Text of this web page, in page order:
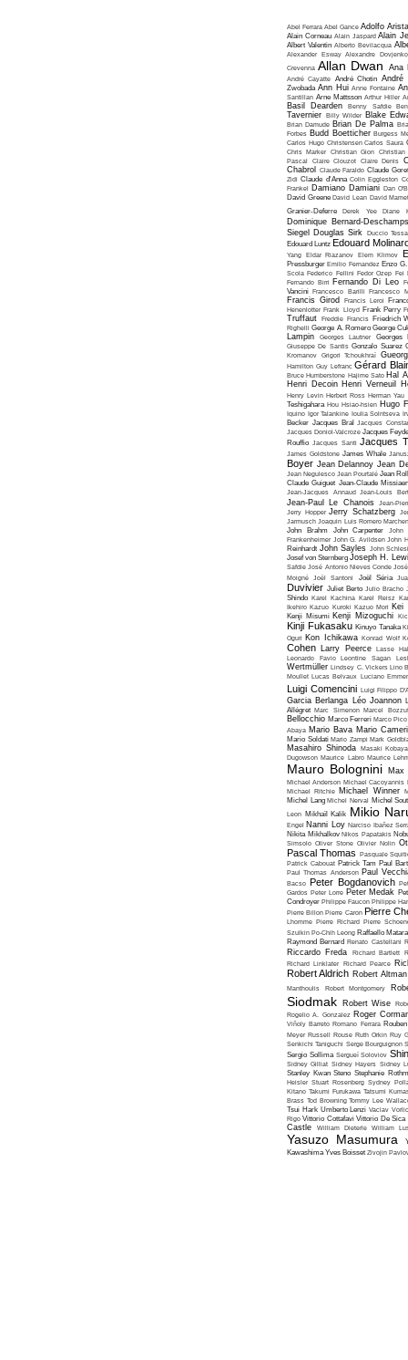
Abel Ferrara Abel Gance Adolfo
Alain Corneau Alain Jaspard Alain
Albert Valentin Alberto Bevilacqua
Alexander Esway Alexandre Dovjenko
Crevenna Allan Dwan Ana
André Cayatte André Chotin André
Zwobada Ann Hui Anne Fontaine
Santillan Arne Mattsson Arthur Hiller
Basil Dearden Benny Safdie
Tavernier Billy Wilder Blake
Brian Damude Brian De Palma
Forbes Budd Boetticher Burgess
Carlos Hugo Christensen Carlos Saura
Chris Marker Christian Gion Christian
Pascal
Claire Clouzot Claire Denis
Chabrol
Claude Faraldo Claude
Zidi Claude d'Anna Colin Eggleston
Frankel Damiano Damiani Dan
David Greene David Lean David
Granier-Deferre
Derek Yee Diane
Dominique Bernard-
Siegel
Douglas Sirk Duccio
Edouard Luntz Edouard
Yang Eldar Riazanov Elem Klimov
Pressburger Emilio Fernandez Enzo
Scola Federico Fellini Fedor Ozep Fei
Fernando Birri Fernando Di Leo
Vancini Francesco Barilli Francesco
Francis Girod Francis Leroi
Henenlotter Frank Lloyd Frank Perry
Truffaut Freddie Francis Friedrich
Righelli George A. Romero George
Lampin Georges Lautner
Georges
Giuseppe De Santis Gonzalo Suarez
Kromanov Grigori Tchoukhraï
Hamilton Guy Lefranc Gérard
Bruce Humberstone Hajime Sato Hal
Henri Decoin Henri Verneuil
Henry Levin Herbert Ross Herman Yau
Teshigahara Hou Hsiao-hsien Hugo
Iquino Igor Talankine Ioulia Solntseva
Becker Jacques Bral Jacques
Jacques Doniol-Valcroze Jacques
Rouffio Jacques Santi Jacques
James Goldstone James Whale
Boyer Jean Delannoy Jean
Jean Negulesco Jean Pourtalé Jean
Claude Guiguet Jean-Claude
Jean-Jacques Annaud Jean-Louis
Jean-Paul Le Chanois
Jean-
Jerry Hopper Jerry Schatzberg
Jarmusch Joaquin Luis Romero
John Brahm
John Carpenter
John
Frankenheimer John G. Avildsen John
Reinhardt John Sayles John
Josef von Sternberg Joseph H.
Safdie José Antonio Nieves Conde
Moigné Joël Santoni Joël Séria
Duvivier Juliet Berto Julio Bracho
Shindo Karel Kachina Karel Reisz
Ikehiro Kazuo Kuroki Kazuo Mori Kei
Kenji Misumi Kenji Mizoguchi
Kinji Fukasaku Kinuyo Tanaka
Oguri Kon Ichikawa Konrad Wolf
Cohen Larry Peerce
Lasse
Leonardo Favio
Leontine Sagan
Wertmüller Lindsey C. Vickers Lino
Moullet Lucas Belvaux Luciano Emmer
Luigi Comencini Luigi Filippo
Garcia Berlanga Léo Joannon
Allégret Marc Simenon Marcel
Bellocchio Marco Ferreri Marco Pico
Abaya Mario Bava Mario
Mario Soldati Mario Zampi Mark
Masahiro Shinoda Masaki
Dugowson Maurice Labro Maurice
Mauro Bolognini Max
Michael Anderson Michael Cacoyannis
Michael Ritchie Michael Winner
Michel Lang Michel Nerval Michel
Leon Mikhaïl Kalik Mikio
Engel Nanni Loy Narciso Ibañez
Nikita Mikhalkov Nikos Papatakis
Simsolo Oliver Stone Olivier Nolin
Pascal Thomas Pasquale
Patrick Cabouat Patrick Tam Paul
Paul Thomas Anderson Paul
Bacso Peter Bogdanovich
Gardos Peter Lorre Peter Medak
Condroyer Philippe Faucon Philippe
Pierre Billon Pierre Caron Pierre
Lhomme Pierre Richard Pierre
Szulkin Po-Chih Leong Raffaello
Raymond Bernard Renato Castellani
Riccardo Freda Richard Bartlett
Richard Linklater Richard Pearce
Robert Aldrich Robert Altman
Manthoulis Robert Montgomery
Siodmak Robert Wise
Rogelio A. Gonzalez Roger
Viñoly Barreto Romano Ferrara
Meyer Russell Rouse Ruth Orkin Ruy
Senkichi Taniguchi Serge Bourguignon
Sergio Sollima Sergueï Soloviov
Sidney Gilliat Sidney Hayers Sidney
Stanley Kwan Steno Stephanie
Heisler Stuart Rosenberg Sydney
Kitano Takumi Furukawa Tatsumi
Brass Tod Browning Tommy Lee
Tsui Hark Umberto Lenzi Vaclav
Rigo Vittorio Cottafavi Vittorio De Sica
Castle William Dieterle William
Yasuzo Masumura
Kawashima Yves Boisset Zivojin